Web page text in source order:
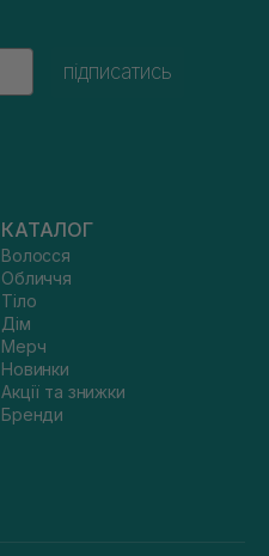
підписатись
КАТАЛОГ
Волосся
Обличчя
Тіло
Дім
Мерч
Новинки
Акції та знижки
Бренди